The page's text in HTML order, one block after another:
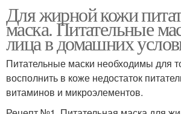
Для жирной кожи
маска. Питательные
лица в домашних
Питательные маски необходимы для
восполнить в коже недостаток
витаминов и микроэлементов.